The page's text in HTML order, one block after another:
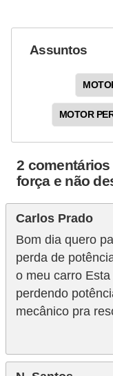
Assuntos
MOTOR
2
força e não
Carlos Prado
Bom dia quero
perda de
o meu carro
perdendo
mecânico pra